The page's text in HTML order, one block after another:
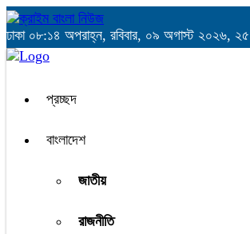
ঢাকা ০৮:১৪ অপরাহ্ন, রবিবার, ০৯ অগাস্ট ২০২৬, ২৫
প্রচ্ছদ
বাংলাদেশ
জাতীয়
রাজনীতি